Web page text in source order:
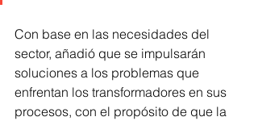
Con base en las necesidades del
sector, añadió que se impulsarán
soluciones a los problemas que
enfrentan los transformadores en sus
procesos, con el propósito de que la